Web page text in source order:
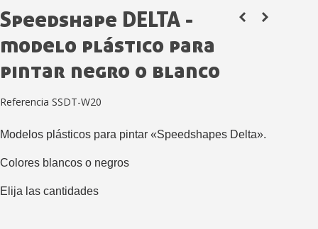
Comparte tus
Speedshape DELTA -
modelo plástico para
pintar negro o blanco
Referencia SSDT-W20
Modelos plásticos para pintar «Speedshapes Delta».
Colores blancos o negros
Elija las cantidades